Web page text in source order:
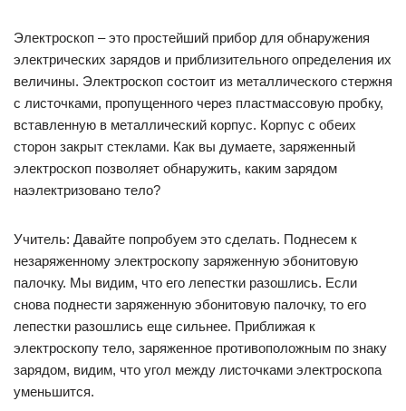
Электроскоп – это простейший прибор для обнаружения
электрических зарядов и приблизительного определения их
величины. Электроскоп состоит из металлического стержня
с листочками, пропущенного через пластмассовую пробку,
вставленную в металлический корпус. Корпус с обеих
сторон закрыт стеклами. Как вы думаете, заряженный
электроскоп позволяет обнаружить, каким зарядом
наэлектризовано тело?
Учитель: Давайте попробуем это сделать. Поднесем к
незаряженному электроскопу заряженную эбонитовую
палочку. Мы видим, что его лепестки разошлись. Если
снова поднести заряженную эбонитовую палочку, то его
лепестки разошлись еще сильнее. Приближая к
электроскопу тело, заряженное противоположным по знаку
зарядом, видим, что угол между листочками электроскопа
уменьшится.